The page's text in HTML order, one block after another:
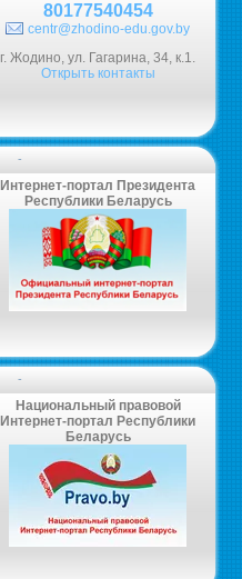
80177540454
centr@zhodino-edu.gov.by
г. Жодино, ул. Гагарина, 34, к.1.
Открыть контакты
-
Интернет-портал Президента
Республики Беларусь
-
Национальный правовой
Интернет-портал Республики
Беларусь